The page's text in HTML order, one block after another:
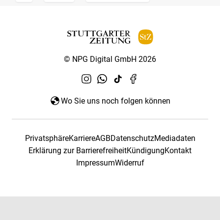
© NPG Digital GmbH 2026
Wo Sie uns noch folgen können
PrivatsphäreKarriereAGBDatenschutzMediadaten
Erklärung zur BarrierefreiheitKündigungKontakt
ImpressumWiderruf